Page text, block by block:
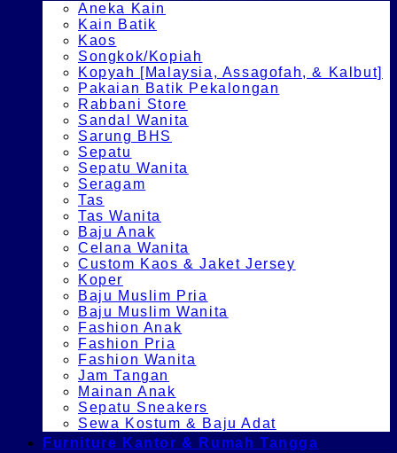
Aneka Kain
Kain Batik
Kaos
Songkok/Kopiah
Kopyah [Malaysia, Assagofah, & Kalbut]
Pakaian Batik Pekalongan
Rabbani Store
Sandal Wanita
Sarung BHS
Sepatu
Sepatu Wanita
Seragam
Tas
Tas Wanita
Baju Anak
Celana Wanita
Custom Kaos & Jaket Jersey
Koper
Baju Muslim Pria
Baju Muslim Wanita
Fashion Anak
Fashion Pria
Fashion Wanita
Jam Tangan
Mainan Anak
Sepatu Sneakers
Sewa Kostum & Baju Adat
Furniture Kantor & Rumah Tangga